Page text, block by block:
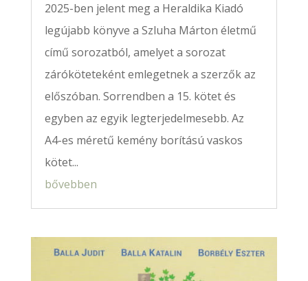
2025-ben jelent meg a Heraldika Kiadó
legújabb könyve a Szluha Márton életmű
című sorozatból, amelyet a sorozat
záróköteteként emlegetnek a szerzők az
előszóban. Sorrendben a 15. kötet és
egyben az egyik legterjedelmesebb. Az
A4-es méretű kemény borítású vaskos
kötet...
bővebben